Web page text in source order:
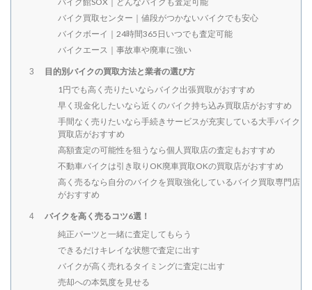
バイク買取センター｜値段がつかないバイクでも安心
バイクボーイ｜24時間365日いつでも査定可能
バイクエース｜事故車や廃車に強い
3
目的別バイクの買取方法と業者の選び方
1円でも高く売りたいならバイク出張買取がおすすめ
早く現金化したいなら近くのバイク持ち込み買取店がおすすめ
手間なく売りたいなら手続きサービスが充実している大手バイク
買取店がおすすめ
高額査定の可能性を狙うなら個人買取店の査定もおすすめ
不動車バイクは引き取りOK廃車買取OKの買取店がおすすめ
高く売るなら自分のバイクを買取強化しているバイク買取専門店
がおすすめ
4
バイクを高く売るコツ6選！
純正パーツと一緒に査定してもらう
できるだけキレイな状態で査定に出す
バイクが高く売れるタイミングに査定に出す
売却への本気度を見せる